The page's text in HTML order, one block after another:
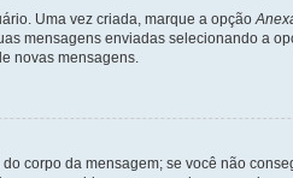
Uma vez criada, marque a opção
mensagens enviadas selecionando a
novas mensagens.
corpo da mensagem; se você não